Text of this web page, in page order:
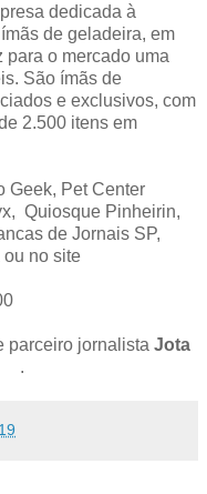
dedicada à
de geladeira, em
para o mercado uma
São ímãs de
e exclusivos, com
2.500 itens em
Geek, Pet Center
Quiosque Pinheirin,
de Jornais SP,
no site
parceiro jornalista Jota
.